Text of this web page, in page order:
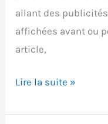
allant des
affichées avant ou
article,
YouTube
:
Lire la suite »